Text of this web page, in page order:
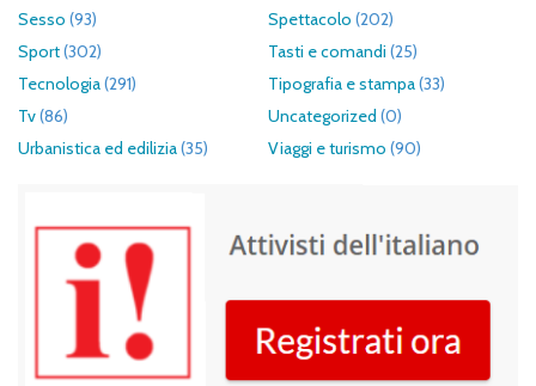
Sesso (93) Spettacolo (202)
Sport(302) Tasti e comandi (25)
Tecnologia(291) Tipografia e stampa(33)
Tv(86) Uncategorized (0)
Urbanistica ed edilizia(35) Viaggi e turismo (90)